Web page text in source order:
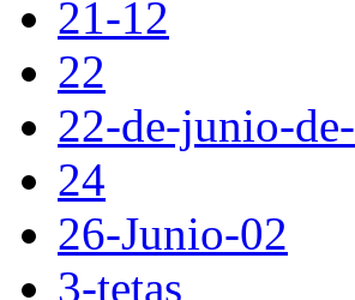
21-12
22
22-de-junio-
24
26-Junio-02
3-tetas